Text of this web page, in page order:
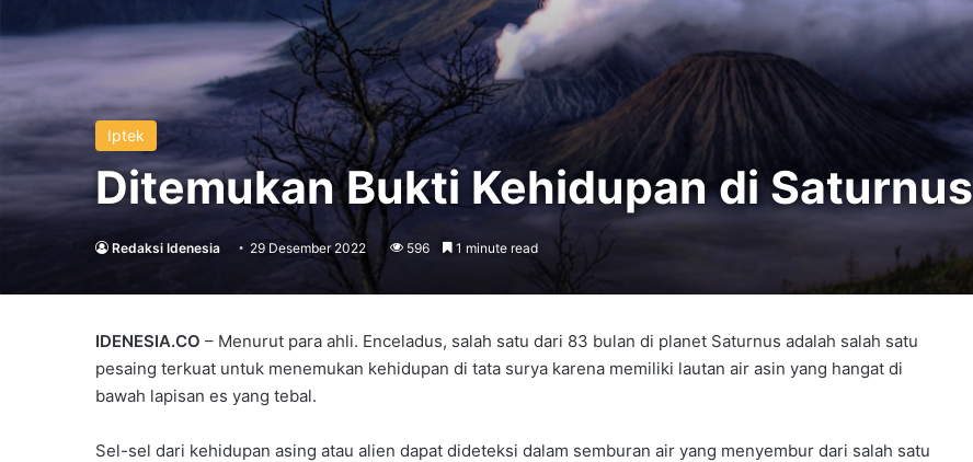
Iptek
Ditemukan Bukti Kehidupan di Saturnus
Redaksi Idenesia 29 Desember 2022 596 1 minute read
IDENESIA.CO – Menurut para ahli. Enceladus, salah satu dari 83 bulan di planet Saturnus adalah salah satu
pesaing terkuat untuk menemukan kehidupan di tata surya karena memiliki lautan air asin yang hangat di
bawah lapisan es yang tebal.
Sel-sel dari kehidupan asing atau alien dapat dideteksi dalam semburan air yang menyembur dari salah satu